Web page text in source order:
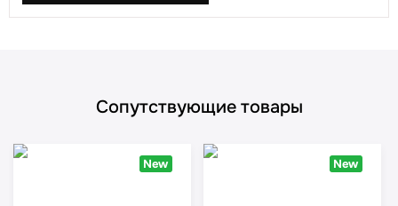
Сопутствующие товары
New New